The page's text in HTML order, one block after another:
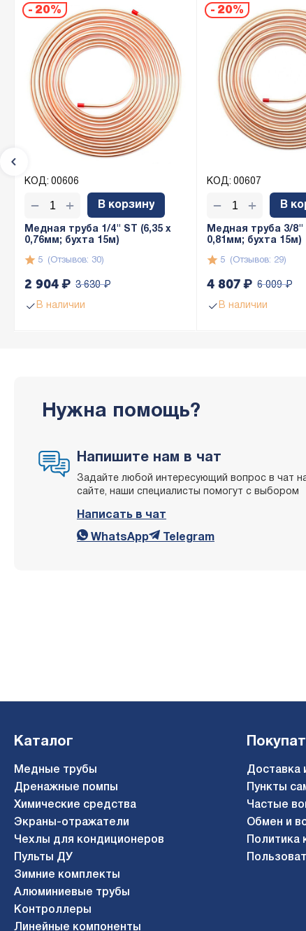
- 20%
КОД: 00606
Медная труба 1/4" ST (6,35 х
0,76мм; бухта 15м)
(Отзывов: 30)
5
В наличии
3 630 ₽
2 904₽
В корзину
+
−
- 20%
КОД: 00607
Медная труба 3/8"
0,81мм; бухта 15м)
(Отзывов: 29)
5
В наличии
6 009 ₽
4 807₽
В
+
−
Нужна помощь?
Напишите нам в чат
Задайте любой интересующий вопрос в чат
сайте, наши специалисты помогут с выбором
Написать в чат
WhatsApp Telegram
Каталог
Медные трубы
Дренажные помпы
Химические средства
Экраны-отражатели
Чехлы для кондиционеров
Пульты ДУ
Зимние комплекты
Алюминиевые трубы
Контроллеры
Линейные компоненты
Доставка
Пункты
Частые
Обмен и
Политика